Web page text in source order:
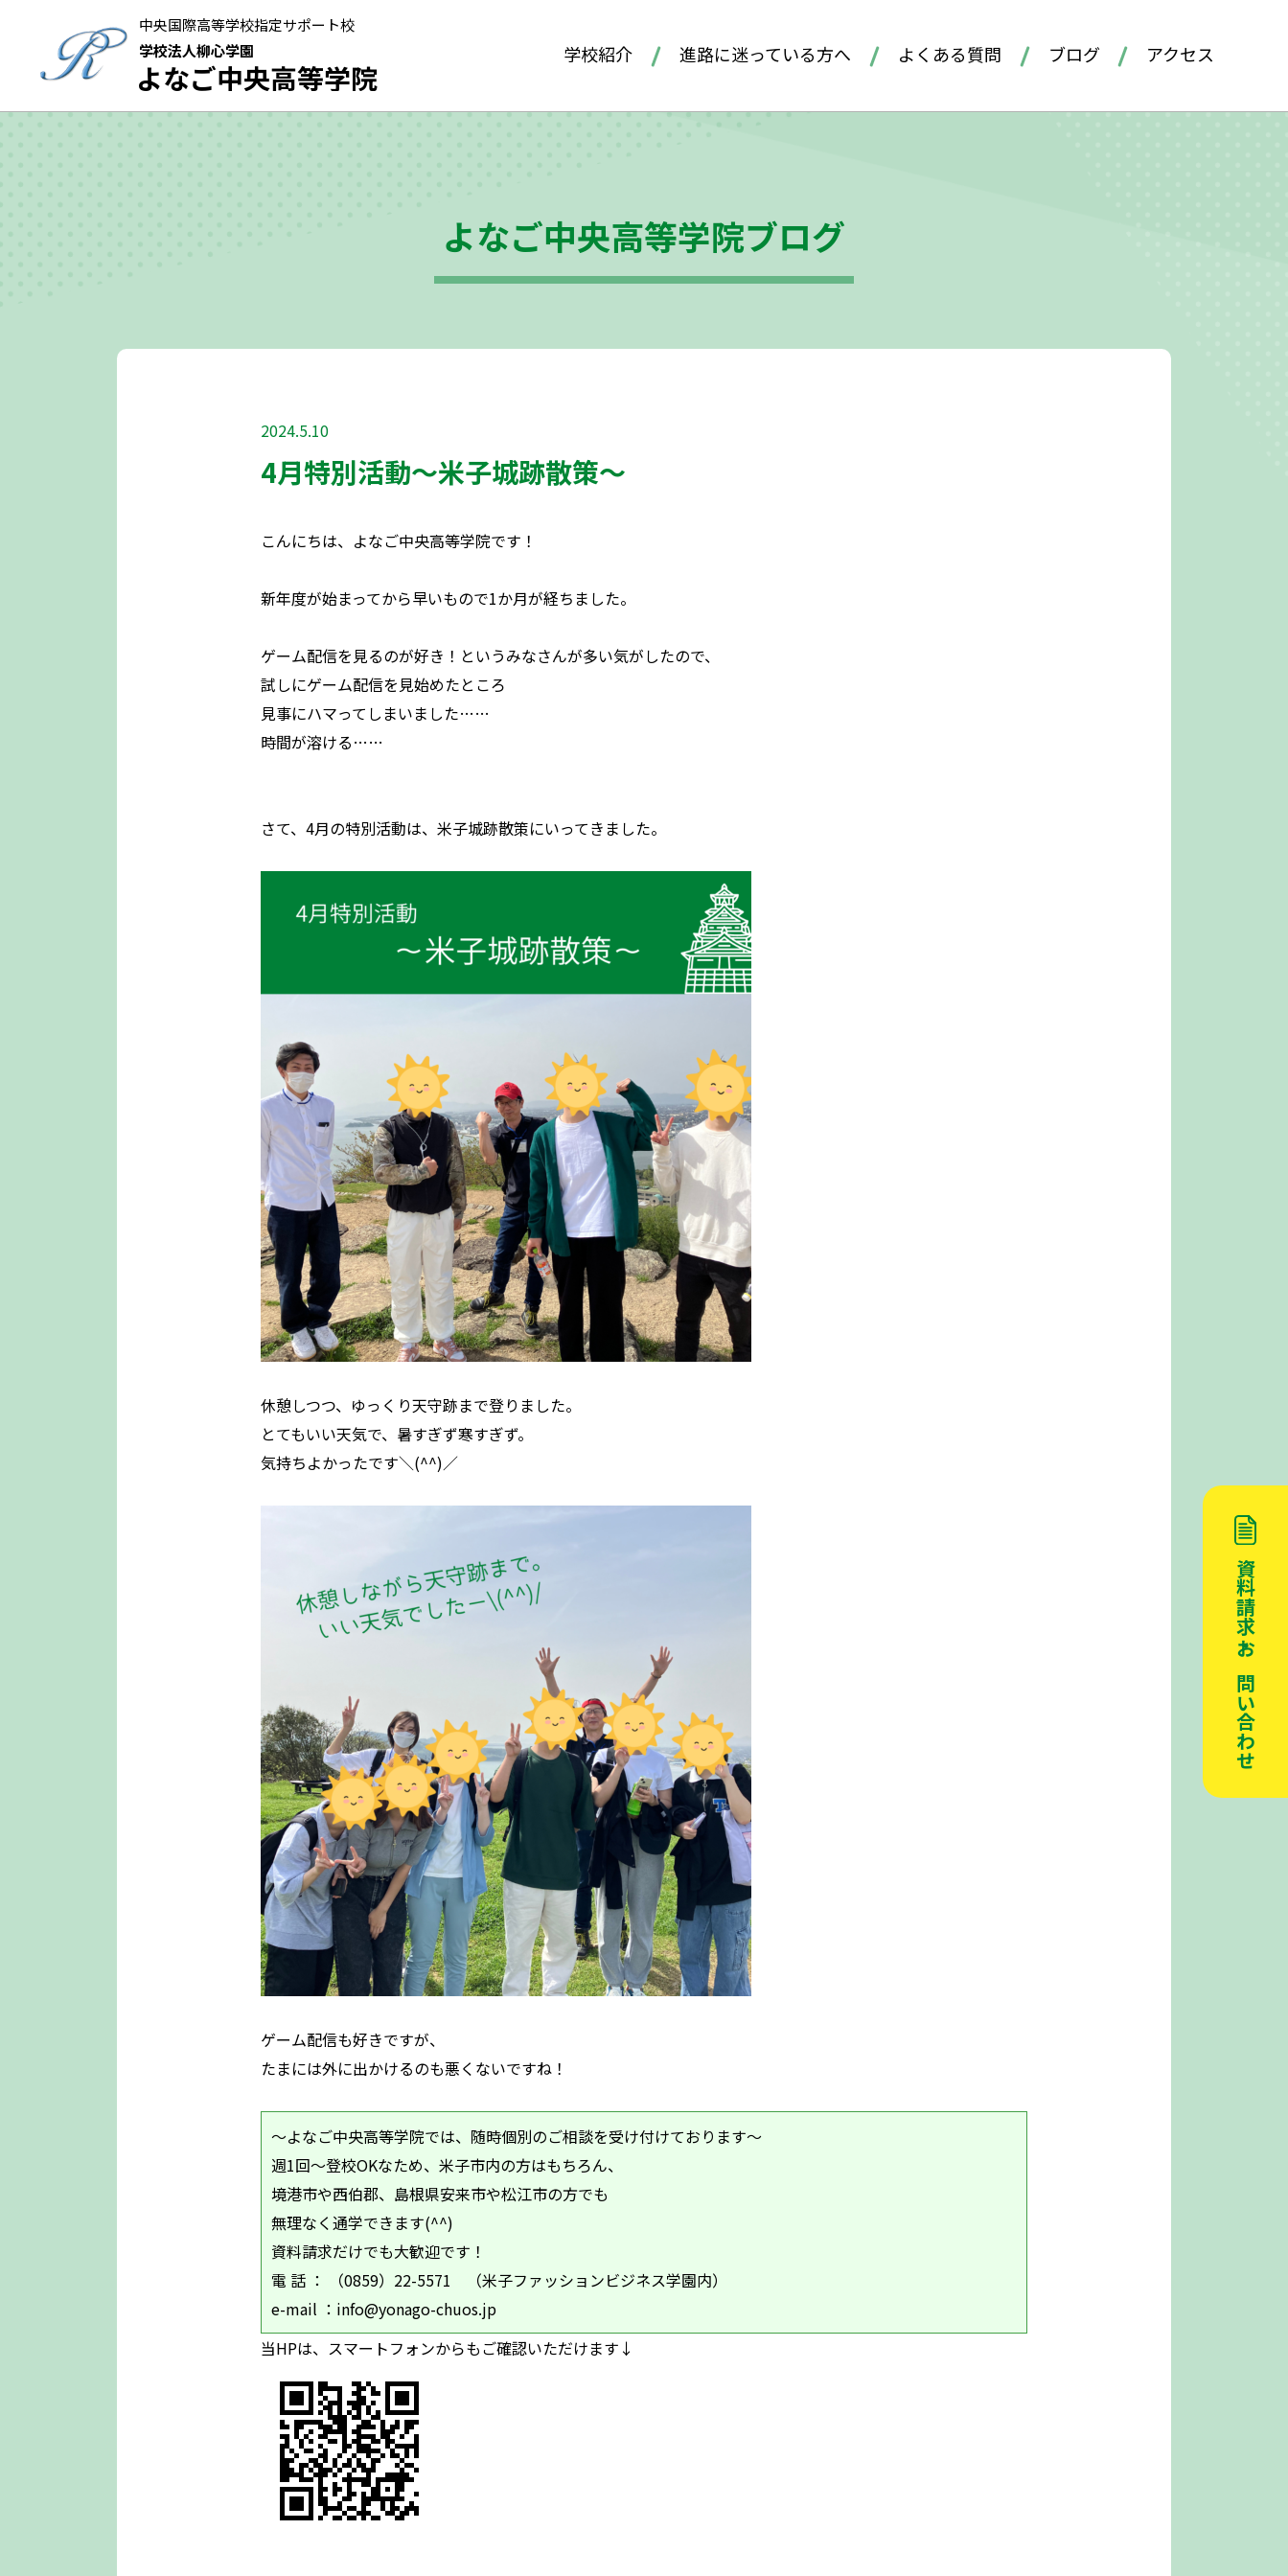
中央国際高等学校指定サポート校
学校法人柳心学園
よなご中央高等学院
学校紹介 進路に迷っている方へ よくある質問 ブログ アクセス
資料請求・お問い合わせ
よなご中央高等学院ブログ
2024.5.10
4月特別活動～米子城跡散策～
こんにちは、よなご中央高等学院です！
新年度が始まってから早いもので1か月が経ちました。
ゲーム配信を見るのが好き！というみなさんが多い気がしたので、
試しにゲーム配信を見始めたところ
見事にハマってしまいました……
時間が溶ける……
さて、4月の特別活動は、米子城跡散策にいってきました。
休憩しつつ、ゆっくり天守跡まで登りました。
とてもいい天気で、暑すぎず寒すぎず。
気持ちよかったです＼(^^)／
ゲーム配信も好きですが、
たまには外に出かけるのも悪くないですね！
～よなご中央高等学院では、随時個別のご相談を受け付けております～
週1回～登校OKなため、米子市内の方はもちろん、
境港市や西伯郡、島根県安来市や松江市の方でも
無理なく通学できます(^^)
資料請求だけでも大歓迎です！
電 話 ： （0859）22-5571 （米子ファッションビジネス学園内）
e-mail ：info@yonago-chuos.jp
当HPは、スマートフォンからもご確認いただけます↓